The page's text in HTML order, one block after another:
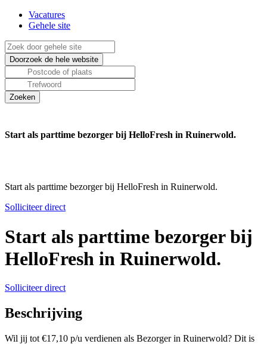
Vacatures
Gehele site
Start als parttime bezorger bij HelloFresh in Ruinerwold.
Start als parttime bezorger bij HelloFresh in Ruinerwold.
Solliciteer direct
Start als parttime bezorger bij
HelloFresh in Ruinerwold.
Solliciteer direct
Beschrijving
Wil jij tot €17,10 p/u verdienen als Bezorger in Ruinerwold? Dit is